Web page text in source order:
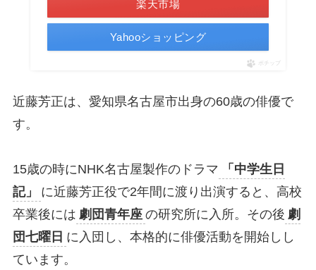
楽天市場
Yahooショッピング
ポチップ
近藤芳正は、愛知県名古屋市出身の60歳の俳優で
す。
15歳の時にNHK名古屋製作のドラマ
「中学生日
記」
に近藤芳正役で2年間に渡り出演すると、高校
卒業後には 劇団青年座 の研究所に入所。その後 劇
団七曜日 に入団し、本格的に俳優活動を開始しし
ています。